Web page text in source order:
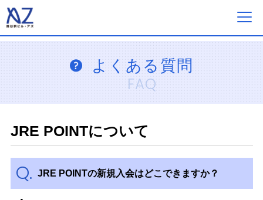
フロアガイド
ショップ一覧
イベント&ニュース
ショップニュース
よくある質問
FAQ
JRE POINTについて
JRE POINTの新規入会はどこできますか？